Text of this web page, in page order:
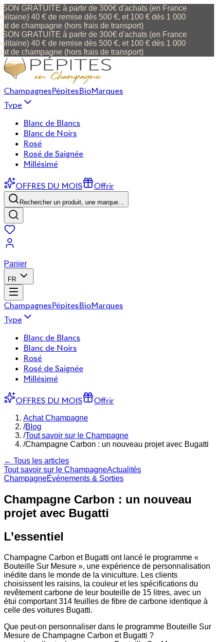
GRATUITE à partir de 300€ d'achats (en France
40 € de remise dès 500 €, et 100 € dès 1 000
de champagne (hors frais de transport)
GRATUITE à partir de 300€ d'achats (en France
40 € de remise dès 500 €, et 100 € dès 1 000
de champagne (hors frais de transport)
ChampagnesPépitesBioMarques
Type
Blanc de Blancs
Blanc de Noirs
Rosé
Rosé de Saignée
Millésimé
OFFRES DU MOIS Offrir
Rechercher un produit, une marque…
Panier
FR
ChampagnesPépitesBioMarques
Type
Blanc de Blancs
Blanc de Noirs
Rosé
Rosé de Saignée
Millésimé
OFFRES DU MOIS Offrir
Achat Champagne
/Blog
/Tout savoir sur le Champagne
/Champagne Carbon : un nouveau projet avec Bugatti
← Tous les articles
Tout savoir sur le ChampagneActualités
ChampagneÉvénements & Sorties
Champagne Carbon : un nouveau
projet avec Bugatti
L’essentiel
Champagne Carbon et Bugatti ont lancé le programme «
Bouteille Sur Mesure », une expérience de personnalisation
inédite dans le monde de la viniculture. Les clients
choisissent les raisins, la couleur et les spécifications du
revêtement carbone de leur bouteille de 15 litres, avec un
étui comportant 314 feuilles de fibre de carbone identique à
celle des voitures Bugatti.
Que peut-on personnaliser dans le programme Bouteille Sur
Mesure de Champagne Carbon et Bugatti ?